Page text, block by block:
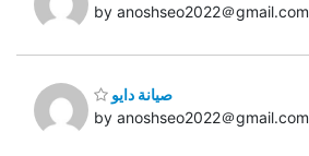
by anoshseo2022＠gmail.com
صيانة دايو
by anoshseo2022＠gmail.com